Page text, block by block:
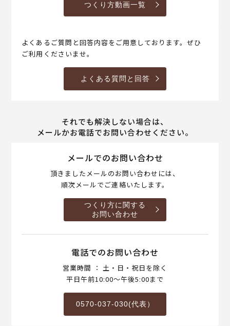
つくり方動画一覧
よくあるご質問と回答内容をご用意しております。ぜひ
ご利用くださいませ。
よくある質問と回答
それでも解決しない場合は、
メールかお電話でお問い合わせください。
メールでのお問い合わせ
頂きましたメールのお問い合わせには、
順次メールでご連絡いたします。
つくり方に関する
お問い合わせ
電話でのお問い合わせ
営業時間 ： 土・日・祝日を除く
平日午前10:00～午後5:00まで
0570-037-030(代表）